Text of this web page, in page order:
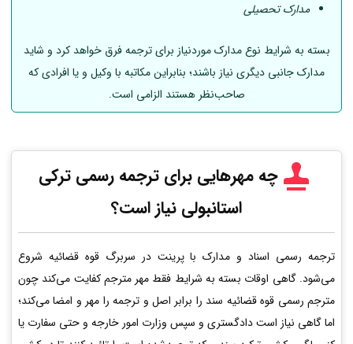
مدارک تحصیلی
بسته به شرایط نوع مدارک موردنیاز برای ترجمه فرق خواهد کرد و شاید
مدارک جانبی دیگری نیاز باشند؛ بنابراین مکاتبه با وکیل و یا افرادی که
صاحب‌نظر هستند الزامی است.
چه مهرهایی برای ترجمه رسمی ترکی
استانبولی نیاز است؟
ترجمه رسمی اسناد و مدارک با پرینت در سربرگ قوه قضائیه شروع
می‌شود. گاهی اوقات بسته به شرایط فقط مهر مترجم کفایت می‌کند چون
مترجم رسمی قوه قضائیه سند را برابر اصل و ترجمه را مهر و امضا می‌کند؛
اما گاهی نیاز است دادگستری و سپس وزارت امور خارجه و حتی سفارت یا